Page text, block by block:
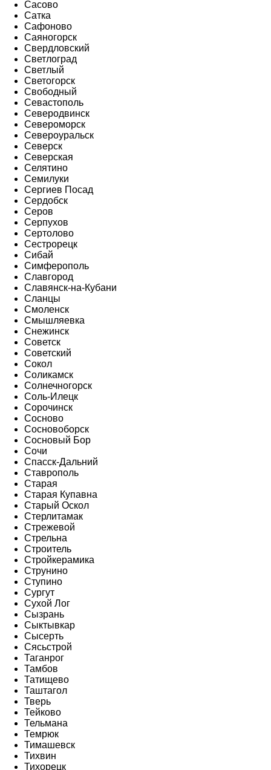
Сасово
Сатка
Сафоново
Саяногорск
Свердловский
Светлоград
Светлый
Светогорск
Свободный
Севастополь
Северодвинск
Североморск
Североуральск
Северск
Северская
Селятино
Семилуки
Сергиев Посад
Сердобск
Серов
Серпухов
Сертолово
Сестрорецк
Сибай
Симферополь
Славгород
Славянск-на-Кубани
Сланцы
Смоленск
Смышляевка
Снежинск
Советск
Советский
Сокол
Соликамск
Солнечногорск
Соль-Илецк
Сорочинск
Сосново
Сосновоборск
Сосновый Бор
Сочи
Спасск-Дальний
Ставрополь
Старая
Старая Купавна
Старый Оскол
Стерлитамак
Стрежевой
Стрельна
Строитель
Стройкерамика
Струнино
Ступино
Сургут
Сухой Лог
Сызрань
Сыктывкар
Сысерть
Сясьстрой
Таганрог
Тамбов
Татищево
Таштагол
Тверь
Тейково
Тельмана
Темрюк
Тимашевск
Тихвин
Тихорецк